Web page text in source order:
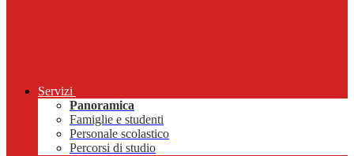
Servizi
Panoramica
Famiglie e studenti
Personale scolastico
Percorsi di studio